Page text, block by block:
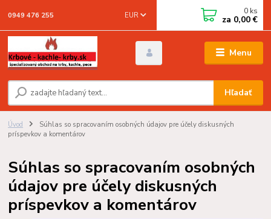
Menu
EUR
Hľadať
0949 476 255 0 ks
za 0,00 €
Úvod
Súhlas so spracovaním osobných údajov pre účely diskusných
príspevkov a komentárov
Súhlas so spracovaním osobných
údajov pre účely diskusných
príspevkov a komentárov